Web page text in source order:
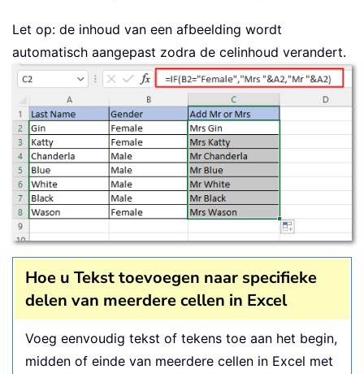
Let op: de inhoud van een afbeelding wordt
automatisch aangepast zodra de celinhoud verandert.
Hoe u Tekst toevoegen naar specifieke
delen van meerdere cellen in Excel
Voeg eenvoudig tekst of tekens toe aan het begin,
midden of einde van meerdere cellen in Excel met